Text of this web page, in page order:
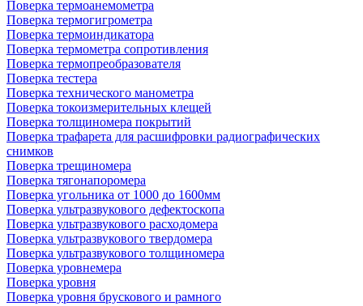
Поверка термоанемометра
Поверка термогигрометра
Поверка термоиндикатора
Поверка термометра сопротивления
Поверка термопреобразователя
Поверка тестера
Поверка технического манометра
Поверка токоизмерительных клещей
Поверка толщиномера покрытий
Поверка трафарета для расшифровки радиографических
снимков
Поверка трещиномера
Поверка тягонапоромера
Поверка угольника от 1000 до 1600мм
Поверка ультразвукового дефектоскопа
Поверка ультразвукового расходомера
Поверка ультразвукового твердомера
Поверка ультразвукового толщиномера
Поверка уровнемера
Поверка уровня
Поверка уровня брускового и рамного